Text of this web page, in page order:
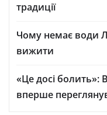
традиції
Чому немає води
вижити
«Це досі болить»:
вперше